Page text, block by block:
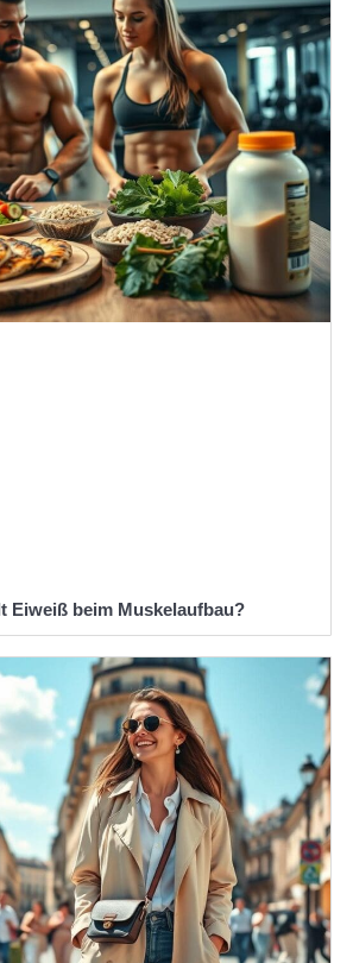
Eiweiß beim Muskelaufbau?